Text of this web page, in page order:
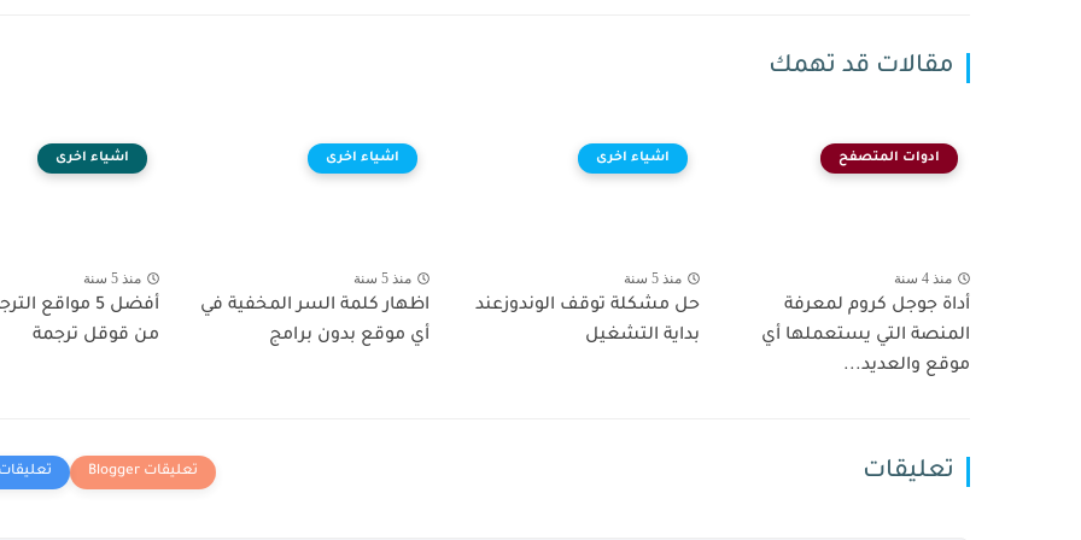
مقالات قد تهمك
ادوات المتصفح
منذ 4 سنة
أداة جوجل كروم لمعرفة
المنصة التي يستعملها أي
موقع والعديد...
اشياء اخرى
منذ 5 سنة
حل مشكلة توقف الوندوزعند
بداية التشغيل
اشياء اخرى
منذ 5 سنة
اظهار كلمة السر المخفية في
أي موقع بدون برامج
اشياء اخرى
منذ 5 سنة
أفضل 5 مواقع
من قوقل ترجمة
تعليقات